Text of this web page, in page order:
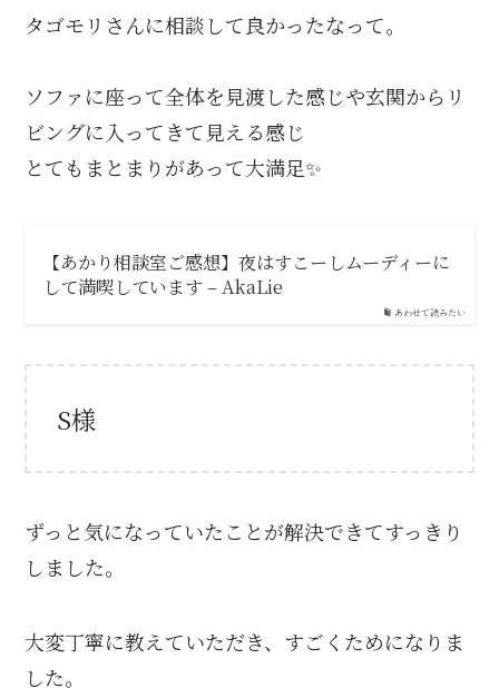
タゴモリさんに相談して良かったなって。
ソファに座って全体を見渡した感じや玄関からリ
ビングに入ってきて見える感じ
とてもまとまりがあって大満足✨
あわせて読みたい
【あかり相談室ご感想】夜はすこーしムーディーに
して満喫しています – AkaLie
S様
ずっと気になっていたことが解決できてすっきり
しました。
大変丁寧に教えていただき、すごくためになりま
した。